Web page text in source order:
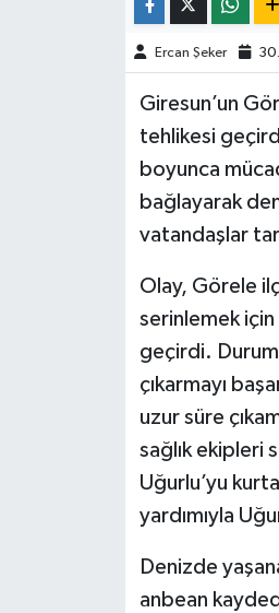
Ercan Şeker
Giresun’un
tehlikesi
boyunca
bağlayarak
vatandaşlar
Olay, Görele
serinlemek için
geçirdi.
çıkarmayı
uzur süre
sağlık ekipleri
Uğurlu’yu
yardımıyla
Denizde
anbean
TÜRKİYE